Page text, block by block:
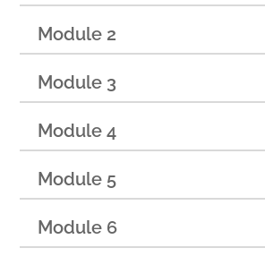
Module 2
Module 3
Module 4
Module 5
Module 6